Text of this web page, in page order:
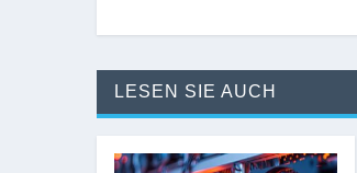
LESEN SIE AUCH